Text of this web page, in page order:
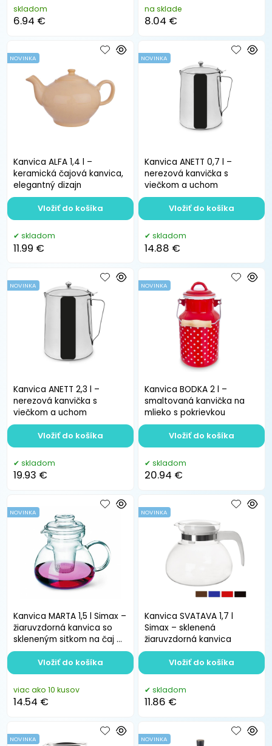
skladom
6.94 €
na sklade
8.04 €
Kanvica ALFA 1,4 l –
keramická čajová kanvica,
elegantný dizajn
NOVINKA
skladom
11.99 €
Vložiť do košíka
Kanvica ANETT 0,7 l –
nerezová kanvička s
viečkom a uchom
NOVINKA
skladom
14.88 €
Vložiť do košíka
Kanvica ANETT 2,3 l –
nerezová kanvička s
viečkom a uchom
NOVINKA
skladom
19.93 €
Vložiť do košíka
Kanvica BODKA 2 l –
smaltovaná kanvička na
mlieko s pokrievkou
NOVINKA
skladom
20.94 €
Vložiť do košíka
Kanvica MARTA 1,5 l Simax –
žiaruvzdorná kanvica so
skleneným sitkom na čaj a
bylinky
NOVINKA
viac ako 10 kusov
14.54 €
Vložiť do košíka
Kanvica SVATAVA 1,7 l
Simax – sklenená
žiaruvzdorná kanvica
NOVINKA
skladom
11.86 €
Vložiť do košíka
NOVINKA NOVINKA